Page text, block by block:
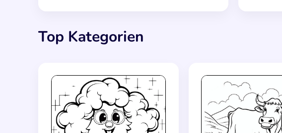
Top Kategorien